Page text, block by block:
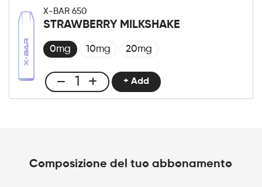
Bar
650
Grape
X-BAR 650
STRAWBERRY MILKSHAKE
0mg 10mg 20mg
Club
X-
Milkshake
+ Add
Composizione del tuo abbonamento